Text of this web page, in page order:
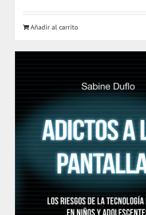
Añadir al carrito